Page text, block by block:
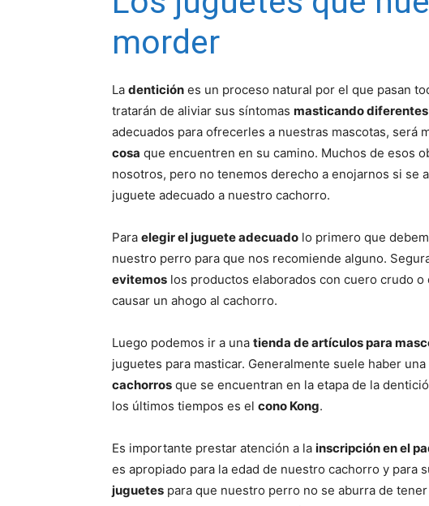
morder
La dentición es un proceso natural por el que pasan
tratarán de aliviar sus síntomas masticando
adecuados para ofrecerles a nuestras mascotas, será
cosa que encuentren en su camino. Muchos de esos
nosotros, pero no tenemos derecho a enojarnos si se
juguete adecuado a nuestro cachorro.
Para elegir el juguete adecuado lo primero que
nuestro perro para que nos recomiende alguno.
evitemos los productos elaborados con cuero crudo o
causar un ahogo al cachorro.
Luego podemos ir a una tienda de artículos para
juguetes para masticar. Generalmente suele haber una
cachorros que se encuentran en la etapa de la
los últimos tiempos es el cono Kong.
Es importante prestar atención a la inscripción en el
es apropiado para la edad de nuestro cachorro y para
juguetes para que nuestro perro no se aburra de